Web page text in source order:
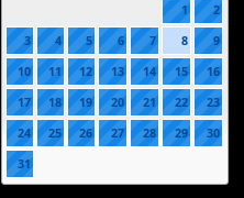
1
2
3
4 5 6 7 8
9
10
11 12 13 14 15
16
17
18 19 20 21 22
23
24
25 26 27 28 29
30
31